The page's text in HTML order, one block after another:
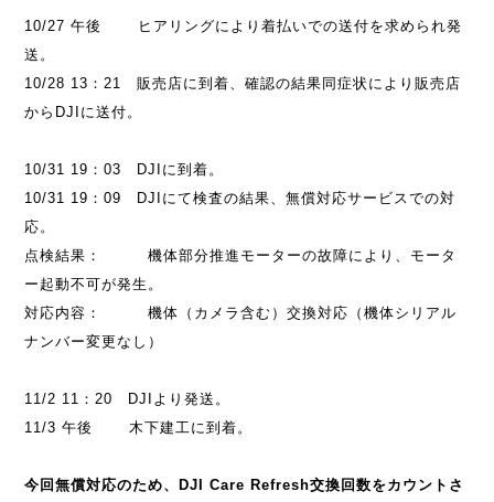
10/27 午後 ヒアリングにより着払いでの送付を求められ発
送。
10/28 13：21 販売店に到着、確認の結果同症状により販売店
からDJIに送付。
10/31 19：03 DJIに到着。
10/31 19：09 DJIにて検査の結果、無償対応サービスでの対
応。
点検結果： 機体部分推進モーターの故障により、モータ
ー起動不可が発生。
対応内容： 機体（カメラ含む）交換対応（機体シリアル
ナンバー変更なし）
11/2 11：20 DJIより発送。
11/3 午後 木下建工に到着。
今回無償対応のため、DJI Care Refresh交換回数をカウントさ